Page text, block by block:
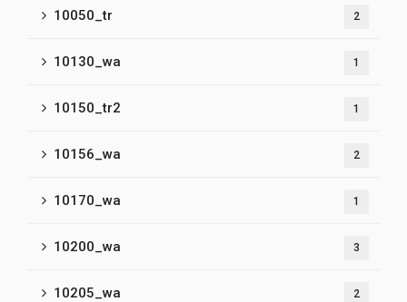
10050_tr 2
10130_wa 1
10150_tr2 1
10156_wa 2
10170_wa 1
10200_wa 3
10205_wa 2